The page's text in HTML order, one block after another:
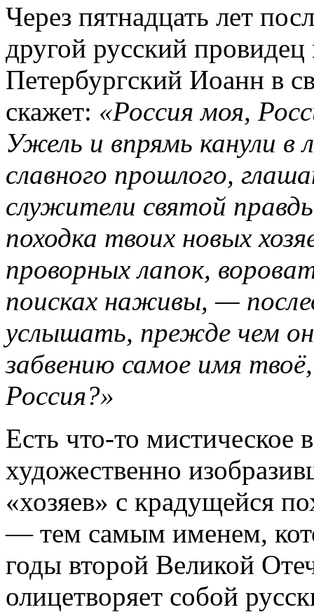
Через пятнадцать лет
другой русский
Петербургский Иоанн в
скажет: «Россия моя,
Ужель и впрямь канули в
славного прошлого,
служители святой
походка твоих новых
проворных лапок,
поисках наживы, —
услышать, прежде чем
забвению самое имя
Россия?»
Есть что-то мистическое
художественно
«хозяев» с крадущейся
— тем самым именем,
годы второй Великой
олицетворяет собой